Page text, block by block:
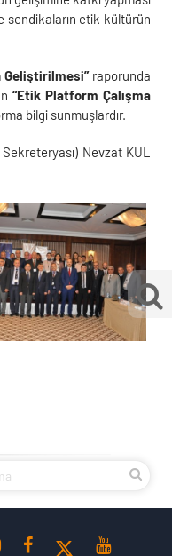
sendikaların etik kültürün
Geliştirilmesi” raporunda
“Etik Platform Çalışma
bilgi sunmuşlardır.
Nevzat KUL